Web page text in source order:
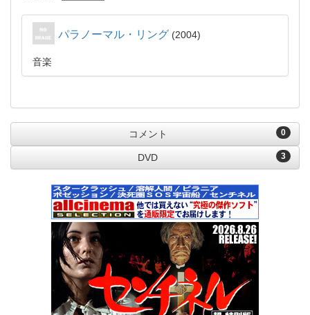
パラノーマル・リング 2004
音楽
0
コメント
3
DVD